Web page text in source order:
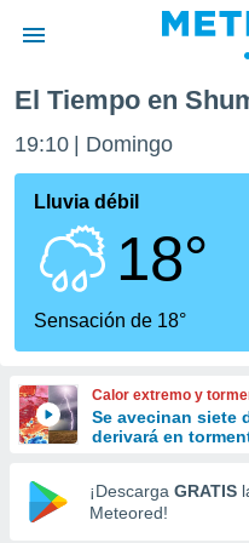
de
por
se
calidad.
a este
las
y
forma
digital
basada
El Tiempo en
19:10 Domingo
Lluvia débil
18°
Sensación de 18°
Calor extremo y
Se avecinan siete
derivará en
¡Descarga GRATIS
Meteored!